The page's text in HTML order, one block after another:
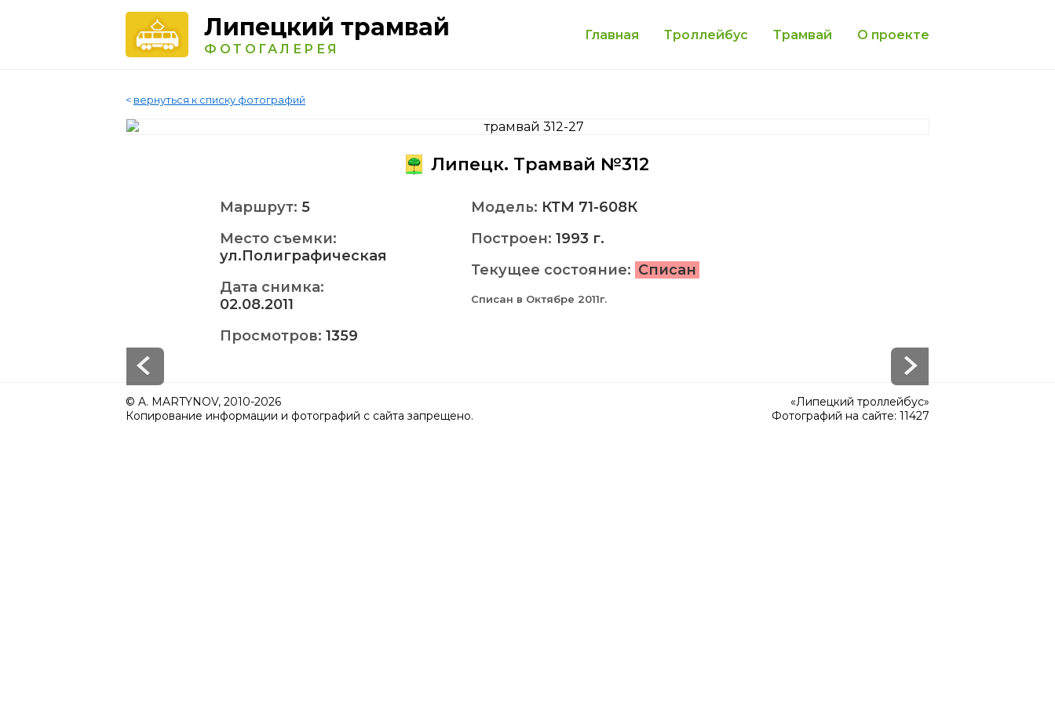
Липецкий трамвай
ФОТОГАЛЕРЕЯ
Главная Троллейбус Трамвай О проекте
< вернуться к списку фотографий
Липецк. Трамвай №312
Маршрут: 5
Место съемки:
ул.Полиграфическая
Дата снимка:
02.08.2011
Просмотров: 1359
Модель: КТМ 71-608К
Построен: 1993 г.
Текущее состояние: Списан
Списан в Октябре 2011г.
© A. MARTYNOV, 2010-2026
Копирование информации и фотографий с сайта запрещено.
«Липецкий троллейбус»
Фотографий на сайте: 11427